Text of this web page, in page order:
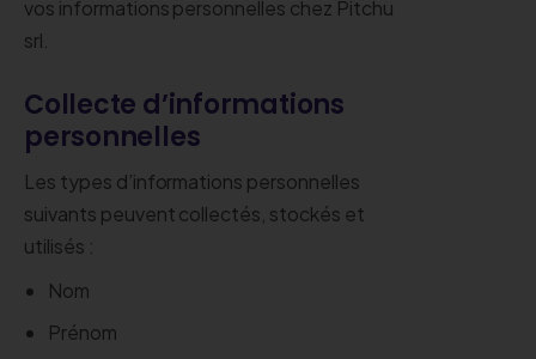
vos informations personnelles chez Pitchu
srl.
Collecte d’informations
personnelles
Les types d’informations personnelles
suivants peuvent collectés, stockés et
utilisés :
Nom
Prénom